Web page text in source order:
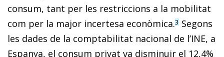
consum, tant per les restriccions a la mobilitat
com per la major incertesa econòmica.3 Segons
les dades de la comptabilitat nacional de l’INE, a
Espanya, el consum privat va disminuir el 12,4%